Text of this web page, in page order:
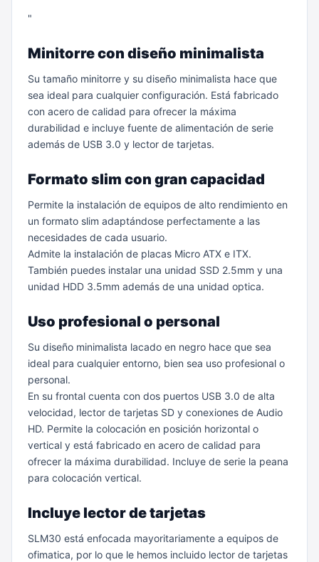
"
Minitorre con diseño minimalista
Su tamaño minitorre y su diseño minimalista hace que
sea ideal para cualquier configuración. Está fabricado
con acero de calidad para ofrecer la máxima
durabilidad e incluye fuente de alimentación de serie
además de USB 3.0 y lector de tarjetas.
Formato slim con gran capacidad
Permite la instalación de equipos de alto rendimiento en
un formato slim adaptándose perfectamente a las
necesidades de cada usuario.
Admite la instalación de placas Micro ATX e ITX.
También puedes instalar una unidad SSD 2.5mm y una
unidad HDD 3.5mm además de una unidad optica.
Uso profesional o personal
Su diseño minimalista lacado en negro hace que sea
ideal para cualquier entorno, bien sea uso profesional o
personal.
En su frontal cuenta con dos puertos USB 3.0 de alta
velocidad, lector de tarjetas SD y conexiones de Audio
HD. Permite la colocación en posición horizontal o
vertical y está fabricado en acero de calidad para
ofrecer la máxima durabilidad. Incluye de serie la peana
para colocación vertical.
Incluye lector de tarjetas
SLM30 está enfocada mayoritariamente a equipos de
ofimatica, por lo que le hemos incluido lector de tarjetas